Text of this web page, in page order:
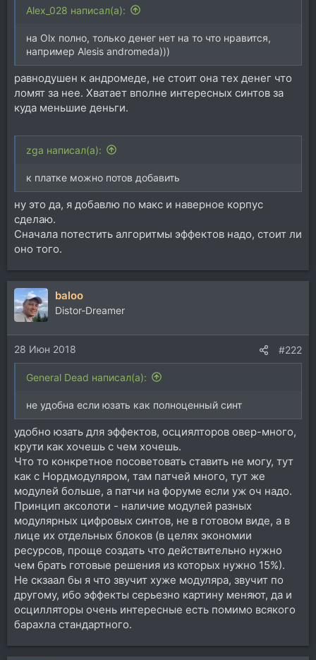
Alex_028 написал(а):
на Olx полно, только денег нет на то что нравится,
например Alesis andromeda)))
равнодушен к андромеде, не стоит она тех денег что
ломят за нее. Хватает вполне интересных синтов за
куда меньшие деньги.
zga написал(а):
к платке можно потов добавить
ну это да, я добавлю по макс и наверное корпус
сделаю.
Сначала потестить алгоритмы эффектов надо, стоит ли
оно того.
baloo
Distor-Dreamer
28 Июн 2018 #222
General Dead написал(а):
не удобна если юзать как полноценный синт
удобно юзать для эффектов, осциялторов овер-много,
крути как хочешь с чем хочешь.
Что то конкретное посоветовать ставить не могу, тут
как с Нордмодуляром, там патчей много, тут же
модулей больше, а патчи на форуме если уж оч надо.
Принцип аксолоти - наличие модулей разных
модулярных цифровых синтов, не в готовом виде, а в
лице их отдельных блоков (в целях экономии
ресурсов, проще создать что действительно нужно
чем брать готовые решения из которых нужно 15%).
Не скзаал бы я что звучит хуже модуляра, звучит по
другому, ибо эффекты серьезно картину меняют, да и
осцилляторы очень интересные есть помимо всякого
барахла стандартного.